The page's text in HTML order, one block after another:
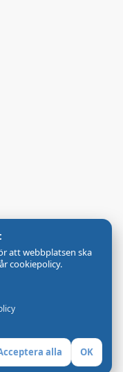
att webbplatsen ska
cookiepolicy.
alla OK